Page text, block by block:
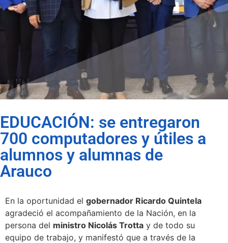
EDUCACIÓN: se entregaron
700 computadores y útiles a
alumnos y alumnas de
Arauco
En la oportunidad el gobernador Ricardo Quintela
agradeció el acompañamiento de la Nación, en la
persona del ministro Nicolás Trotta y de todo su
equipo de trabajo, y manifestó que a través de la